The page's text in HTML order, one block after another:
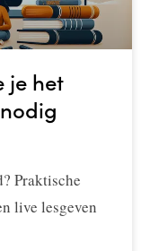
je het
Praktische
live lesgeven